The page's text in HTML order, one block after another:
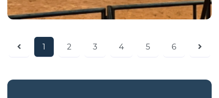
1 2 3 4 5 6